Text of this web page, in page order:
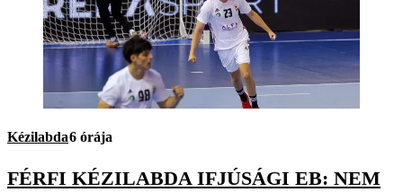
Kézilabda6 órája
FÉRFI KÉZILABDA IFJÚSÁGI EB: NEM